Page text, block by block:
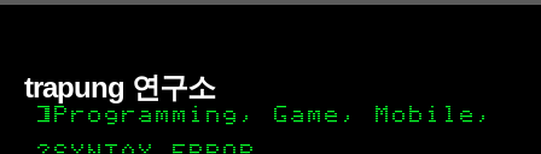
trapung 연구소